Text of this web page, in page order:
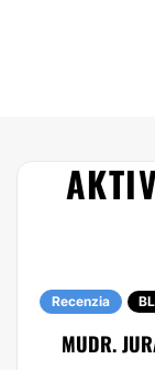
Recenzia
MUDR.